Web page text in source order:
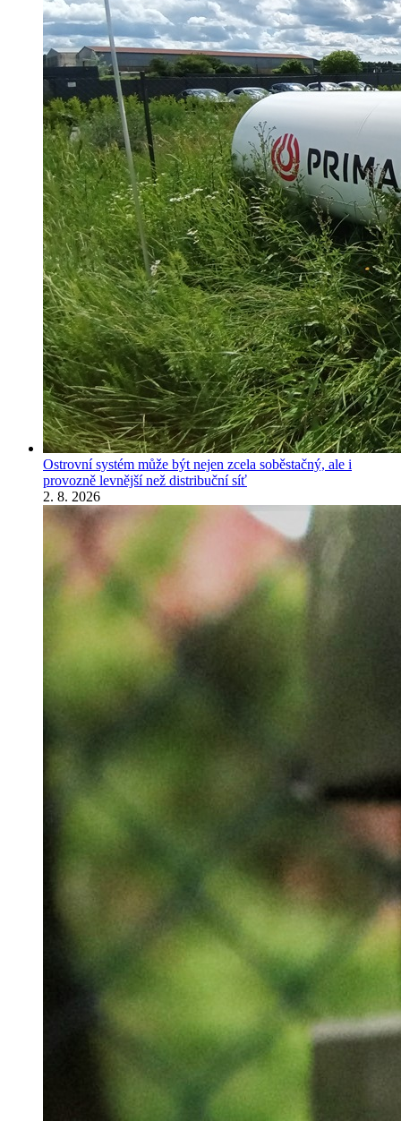
Ostrovní systém může být nejen zcela soběstačný, ale i
provozně levnější než distribuční síť
2. 8. 2026